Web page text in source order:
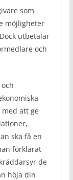
som
möjligheter
utbetalar
och
att ge
ska få en
förklarat
de
höja din